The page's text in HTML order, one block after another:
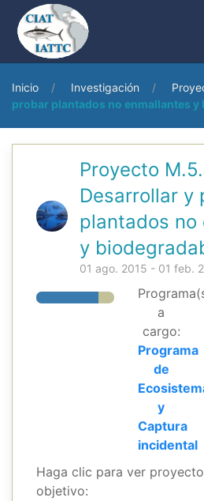
Inicio Investigación
probar plantados no enmallantes y
Proyecto
Desarrollar y
plantados no
y
01 ago. 2015 - 01 feb.
a
cargo:
Programa
de
y
Captura
incidental
Haga clic para ver
objetivo: